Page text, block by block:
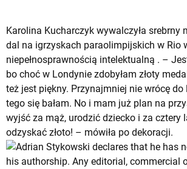
Karolina Kucharczyk wywalczyła srebrny
dal na igrzyskach paraolimpijskich w Rio
niepełnosprawnością intelektualną . –
bo choć w Londynie zdobyłam złoty
też jest piękny. Przynajmniej nie wrócę do
tego się bałam. No i mam już plan na
wyjść za mąż, urodzić dziecko i za cztery
odzyskać złoto! – mówiła po dekoracji.